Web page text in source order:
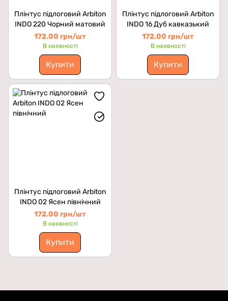
Плінтус підлоговий Arbiton
INDO 220 Чорний матовий
172.00 грн/шт
В наявності
Купити
Плінтус підлоговий Arbiton
INDO 16 Дуб кавказький
172.00 грн/шт
В наявності
Купити
Плінтус підлоговий Arbiton
INDO 02 Ясен північний
172.00 грн/шт
В наявності
Купити